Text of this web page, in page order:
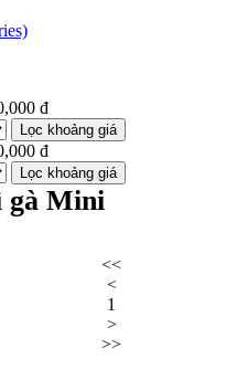
đ
Lọc khoảng giá
đ
Lọc khoảng giá
gà Mini
<<
<
1
>
>>